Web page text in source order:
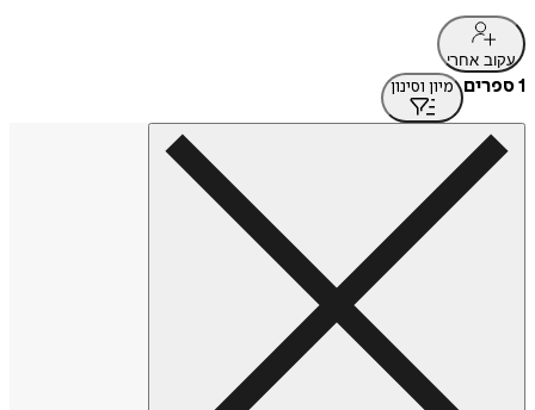
עקוב אחרי
1 ספרים מיון וסינון